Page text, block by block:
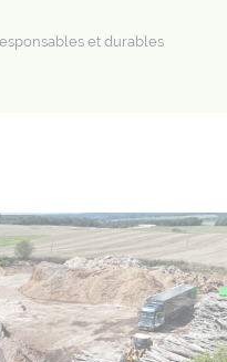
et durables